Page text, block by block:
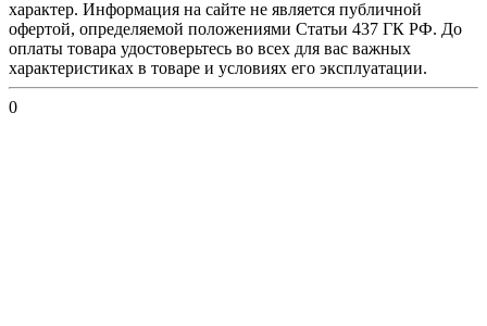
характер. Информация на сайте не является публичной
офертой, определяемой положениями Статьи 437 ГК РФ. До
оплаты товара удостоверьтесь во всех для вас важных
характеристиках в товаре и условиях его эксплуатации.
0